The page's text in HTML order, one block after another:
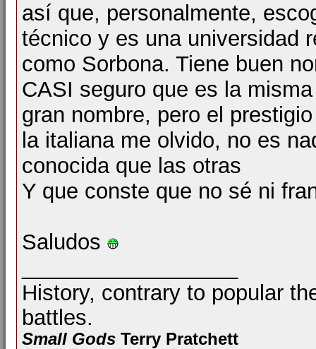
así que, personalmente,
técnico y es una universidad
como Sorbona. Tiene buen
CASI seguro que es la
gran nombre, pero el
la italiana me olvido, no es
conocida que las otras
Y que conste que no sé ni
Saludos
History, contrary to popular
battles.
Small Gods Terry Pratchett